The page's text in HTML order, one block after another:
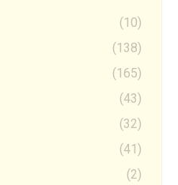
(10)
(138)
(165)
(43)
(32)
(41)
(2)